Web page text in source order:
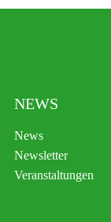
NEWS
News
Newsletter
Veranstaltungen